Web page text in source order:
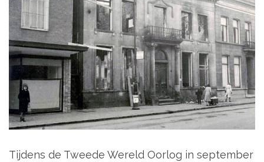
Tijdens de Tweede Wereld Oorlog in september